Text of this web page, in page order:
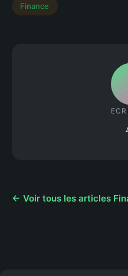
Finance
← Voir tous les articles